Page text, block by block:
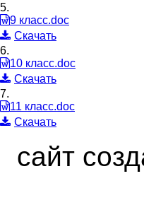
5.
9 класс.doc
Скачать
6.
10 класс.doc
Скачать
7.
11 класс.doc
Скачать
сайт